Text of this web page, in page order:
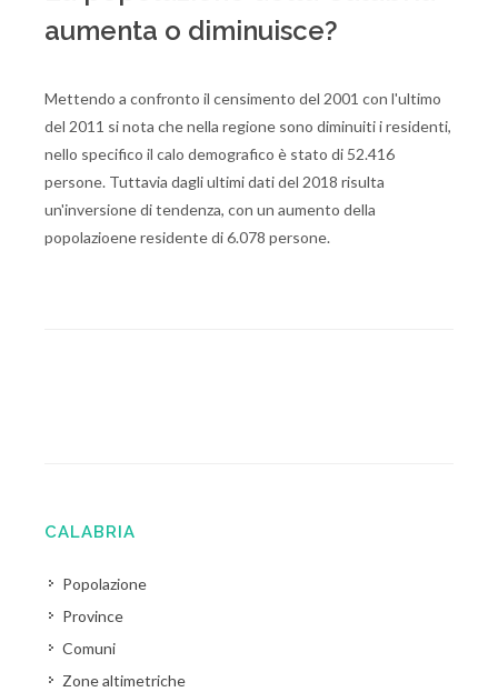
aumenta o diminuisce?
Mettendo a confronto il censimento del 2001 con l'ultimo
del 2011 si nota che nella regione sono diminuiti i residenti,
nello specifico il calo demografico è stato di 52.416
persone. Tuttavia dagli ultimi dati del 2018 risulta
un'inversione di tendenza, con un aumento della
popolazioene residente di 6.078 persone.
CALABRIA
Popolazione
Province
Comuni
Zone altimetriche